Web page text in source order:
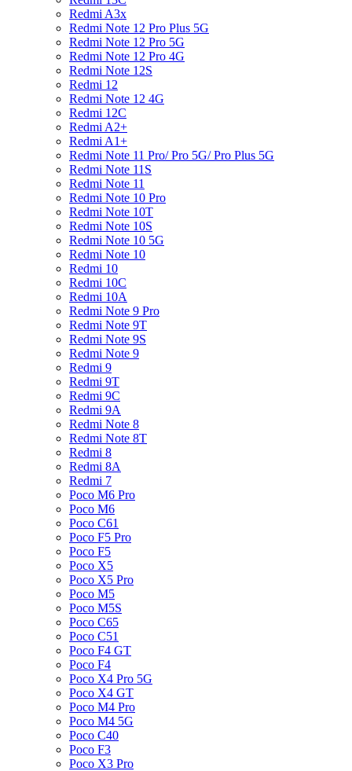
Redmi A3x
Redmi Note 12 Pro Plus 5G
Redmi Note 12 Pro 5G
Redmi Note 12 Pro 4G
Redmi Note 12S
Redmi 12
Redmi Note 12 4G
Redmi 12C
Redmi A2+
Redmi A1+
Redmi Note 11 Pro/ Pro 5G/ Pro Plus 5G
Redmi Note 11S
Redmi Note 11
Redmi Note 10 Pro
Redmi Note 10T
Redmi Note 10S
Redmi Note 10 5G
Redmi Note 10
Redmi 10
Redmi 10C
Redmi 10A
Redmi Note 9 Pro
Redmi Note 9T
Redmi Note 9S
Redmi Note 9
Redmi 9
Redmi 9T
Redmi 9C
Redmi 9A
Redmi Note 8
Redmi Note 8T
Redmi 8
Redmi 8A
Redmi 7
Poco M6 Pro
Poco M6
Poco C61
Poco F5 Pro
Poco F5
Poco X5
Poco X5 Pro
Poco M5
Poco M5S
Poco C65
Poco C51
Poco F4 GT
Poco F4
Poco X4 Pro 5G
Poco X4 GT
Poco M4 Pro
Poco M4 5G
Poco C40
Poco F3
Poco X3 Pro